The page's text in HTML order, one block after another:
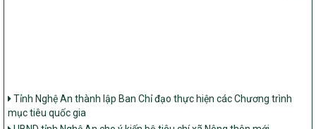
mục tiêu quốc gia
UBND tỉnh Nghệ An cho ý kiến bộ tiêu chí xã Nông thôn mới